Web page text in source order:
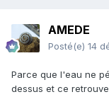
AMEDE
Posté(e) 14
Parce que l'eau ne
dessus et ce